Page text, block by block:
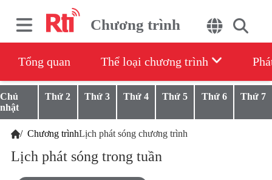
Chương trình
Tổng quan Thể loại chương trình
Chủ
nhật
Thứ 2 Thứ 3 Thứ 4 Thứ 5 Thứ 6 Thứ 7
/Chương trìnhLịch phát sóng chương trình
Lịch phát sóng trong tuần